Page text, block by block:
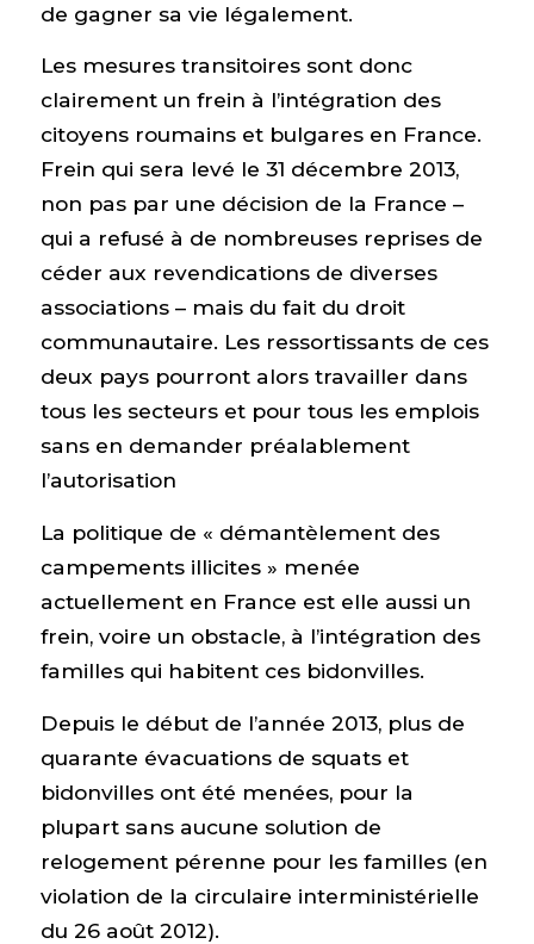
de gagner sa vie légalement.
Les mesures transitoires sont donc
clairement un frein à l’intégration des
citoyens roumains et bulgares en France.
Frein qui sera levé le 31 décembre 2013,
non pas par une décision de la France –
qui a refusé à de nombreuses reprises de
céder aux revendications de diverses
associations – mais du fait du droit
communautaire. Les ressortissants de ces
deux pays pourront alors travailler dans
tous les secteurs et pour tous les emplois
sans en demander préalablement
l’autorisation
La politique de « démantèlement des
campements illicites » menée
actuellement en France est elle aussi un
frein, voire un obstacle, à l’intégration des
familles qui habitent ces bidonvilles.
Depuis le début de l’année 2013, plus de
quarante évacuations de squats et
bidonvilles ont été menées, pour la
plupart sans aucune solution de
relogement pérenne pour les familles (en
violation de la circulaire interministérielle
du 26 août 2012).